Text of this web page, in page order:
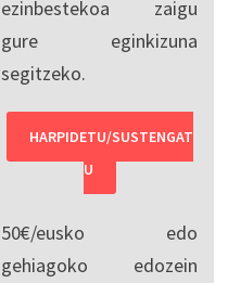
ezinbestekoa zaigu
gure eginkizuna
segitzeko.
HARPIDETU/SUSTENGAT
U
50€/eusko edo
gehiagoko edozein